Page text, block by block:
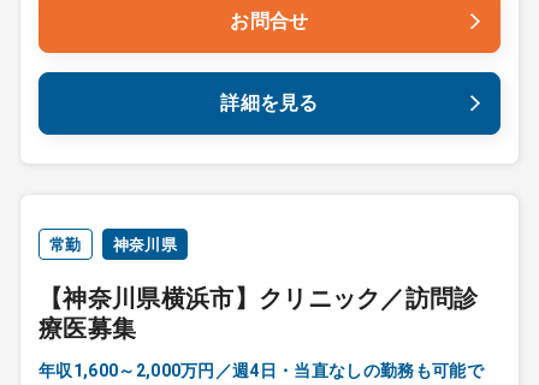
お問合せ
詳細を見る
常勤 神奈川県
【神奈川県横浜市】クリニック／訪問診
療医募集
年収1,600～2,000万円／週4日・当直なしの勤務も可能で